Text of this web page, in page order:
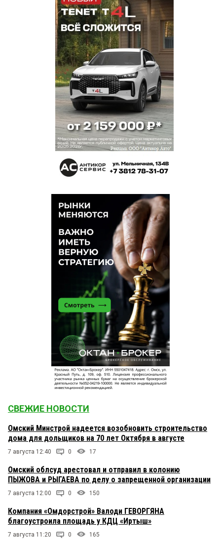
СВЕЖИЕ НОВОСТИ
Омский Минстрой надеется возобновить строительство
дома для дольщиков на 70 лет Октября в августе
7 августа 12:40 0 17
Омский облсуд арестовал и отправил в колонию
ПЫЖОВА и РЫГАЕВА по делу о запрещенной организации
7 августа 12:00 0 150
Компания «Омдорстрой» Валоди ГЕВОРГЯНА
благоустроила площадь у КДЦ «Иртыш»
7 августа 11:20 0 165